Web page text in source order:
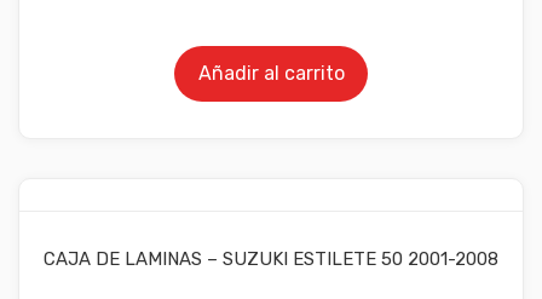
Añadir al carrito
CAJA DE LAMINAS – SUZUKI ESTILETE 50 2001-2008